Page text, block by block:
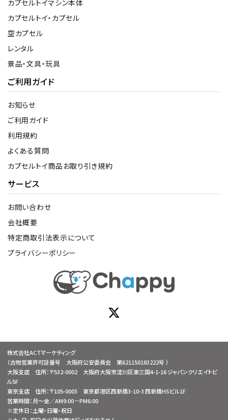
カプセルトイマシン本体
カプセルトイ・カプセル
空カプセル
レンタル
景品・文具・玩具
ご利用ガイド
お知らせ
ご利用ガイド
利用規約
よくある質問
カプセルトイ商品お取り引き規約
サービス
お問い合わせ
会社概要
特定商取引法表示について
プライバシーポリシー
株式会社ACTマーケティング
（古物営業許可証番号 大阪府公安委員会 第621150183222号 ）
大阪支店 住所：〒532-0002 大阪府大阪市淀川区東三国4-1-16 ジャパンクリエイトビ
ル5F
東京支店 住所：〒105-0003 東京都港区西新橋3-10-3 西新橋HSビル1F
営業時間：月～金／AM9:00－PM6:00
※定休日：土曜・日曜・祝日